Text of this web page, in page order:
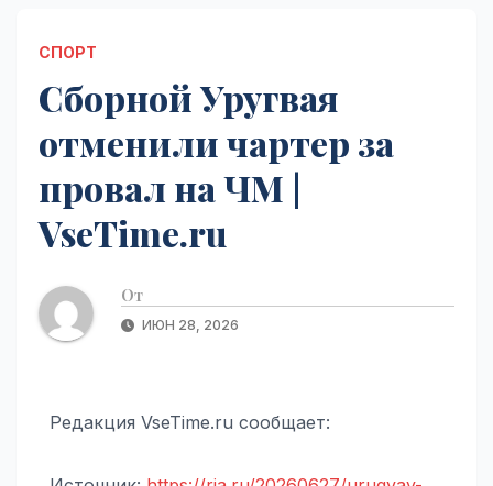
СПОРТ
Сборной Уругвая
отменили чартер за
провал на ЧМ |
VseTime.ru
От
ИЮН 28, 2026
Редакция VseTime.ru сообщает: